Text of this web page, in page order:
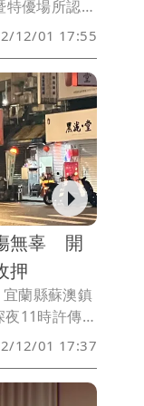
特優場所認
公廁單位報
密客突擊抽
位、11個永
潔人員，以及
的單位，其中
，負責清潔人
年來用心維
12/01 17:55
無辜 開
押
宜蘭縣蘇澳鎮
11時許傳出
網路上言語衝
一旁店家鐵
緊急送醫搶
12/01 17:37